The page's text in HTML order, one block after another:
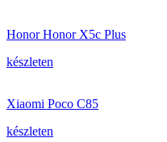
Honor Honor X5c Plus
készleten
Xiaomi Poco C85
készleten